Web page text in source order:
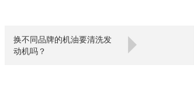
换不同品牌的机油要清洗发
动机吗？